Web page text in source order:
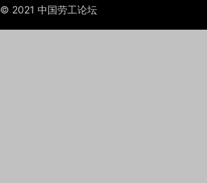
© 2021 中国劳工论坛